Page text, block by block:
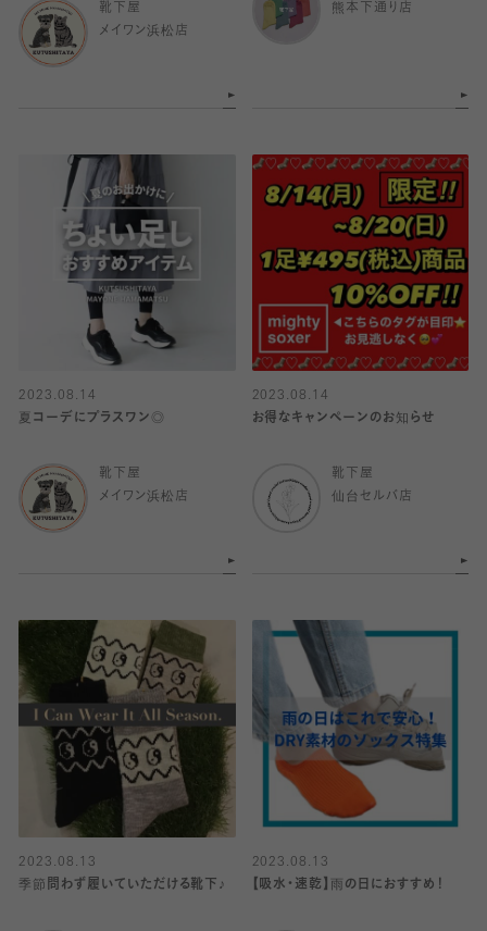
靴下屋
メイワン浜松店
熊本下通り店
2023.08.14
夏コーデにプラスワン◎
靴下屋
メイワン浜松店
2023.08.14
お得なキャンペーンのお知らせ
靴下屋
仙台セルバ店
2023.08.13
季節問わず履いていただける靴下♪
2023.08.13
【吸水・速乾】雨の日におすすめ！